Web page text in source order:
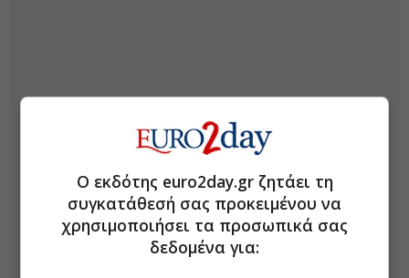
Ο εκδότης euro2day.gr ζητάει τη
συγκατάθεσή σας προκειμένου να
χρησιμοποιήσει τα προσωπικά σας
δεδομένα για: